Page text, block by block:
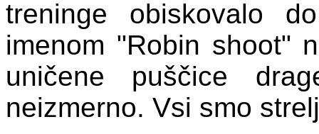
treninge obiskovalo
imenom "Robin shoot"
uničene puščice
neizmerno. Vsi smo